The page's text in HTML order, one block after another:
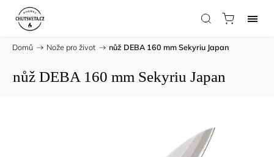
Domů / Nože pro život / nůž DEBA 160 mm Sekyriu Japan
nůž DEBA 160 mm Sekyriu Japan